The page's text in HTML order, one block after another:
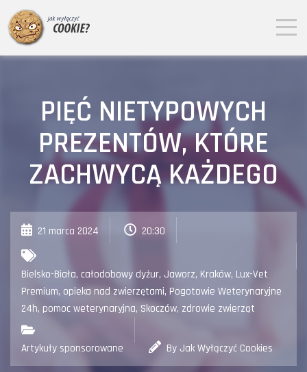
PIĘĆ NIETYPOWYCH
PREZENTÓW, KTÓRE
ZACHWYCĄ KAŻDEGO
21 marca 2024 20:30
Bielsko-Biała, całodobowy dyżur, Jaworz, Kraków, Lux-Vet
Premium, opieka nad zwierzętami, Pogotowie Weterynaryjne
24h, pomoc weterynaryjna, Skoczów, zdrowie zwierząt
Artykuły sponsorowane By Jak Wyłączyć Cookies